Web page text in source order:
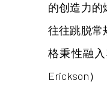
的创造力的
往往跳脱常
格秉性融
Erickson）